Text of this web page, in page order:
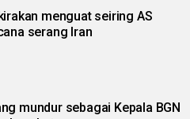
menguat seiring AS
serang Iran
mundur sebagai Kepala BGN